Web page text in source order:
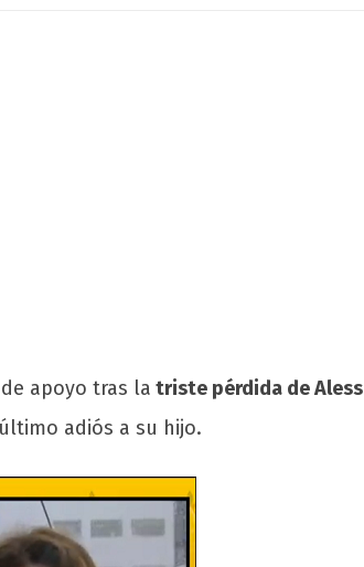
apoyo tras la triste pérdida de
adiós a su hijo.